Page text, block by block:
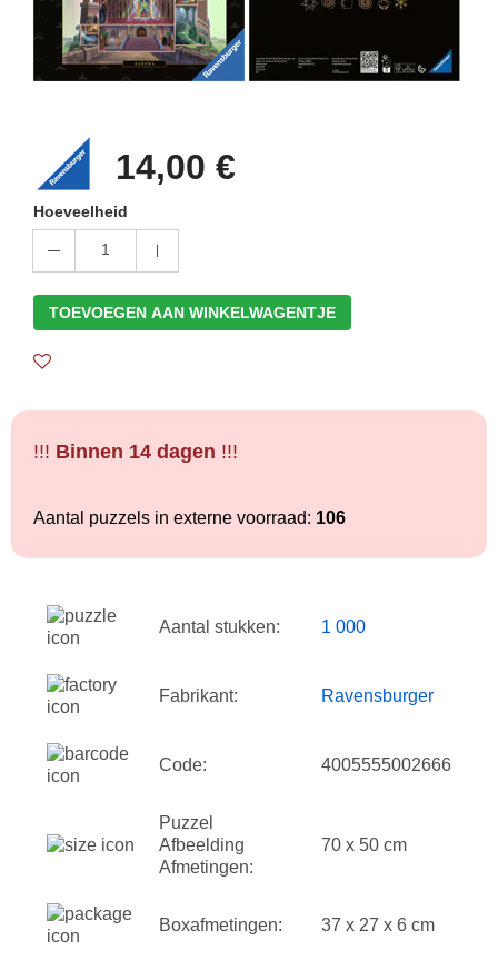
14,00 €
Hoeveelheid
1
TOEVOEGEN AAN WINKELWAGENTJE
!!! Binnen 14 dagen !!!
Aantal puzzels in externe voorraad: 106
Aantal stukken: 1 000
Fabrikant: Ravensburger
Code: 4005555002666
Puzzel
Afbeelding
Afmetingen:
70 x 50 cm
Boxafmetingen: 37 x 27 x 6 cm